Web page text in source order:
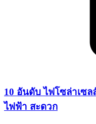
10 อันดับ ไฟโซล่าเซ
ไฟฟ้า สะดวก